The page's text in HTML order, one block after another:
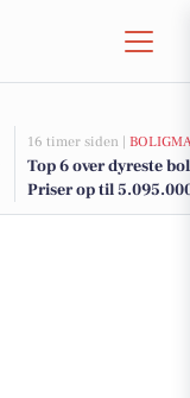
16 timer siden |
Top 6 over dyreste
Priser op til